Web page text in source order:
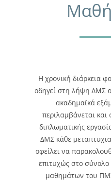
Η χρονική διάρκεια
οδηγεί στη λήψη ΔΜΣ
ακαδηµαϊκά
περιλαµβάνεται
διπλωµατικής
ΔΜΣ κάθε
οφείλει να
επιτυχώς στο
µαθηµάτων του